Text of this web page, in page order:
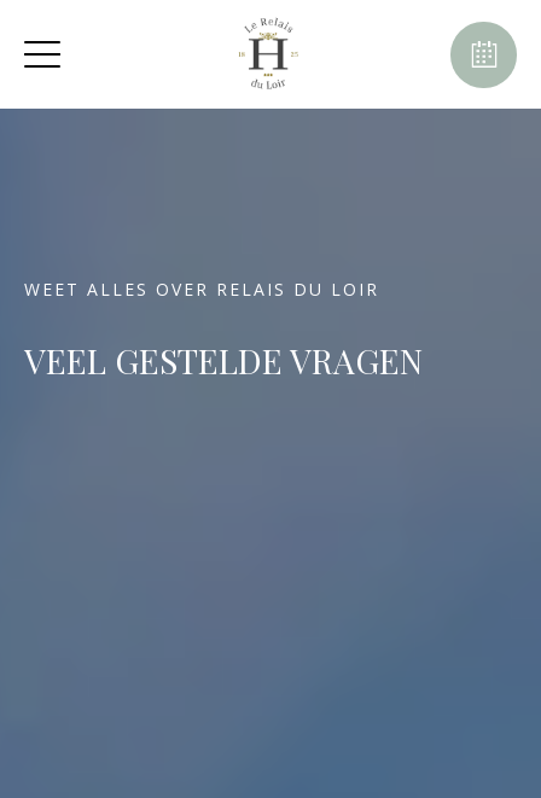
WEET ALLES OVER RELAIS DU LOIR
VEEL GESTELDE VRAGEN